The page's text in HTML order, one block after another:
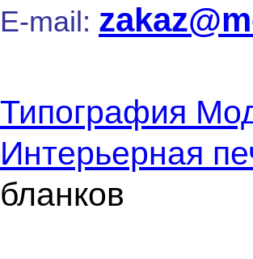
E-mail:
Типография
Интерьерная
бланков